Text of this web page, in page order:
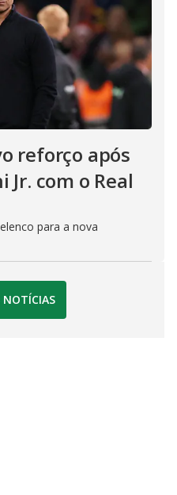
reforço após
Jr. com o Real
para a nova
NOTÍCIAS